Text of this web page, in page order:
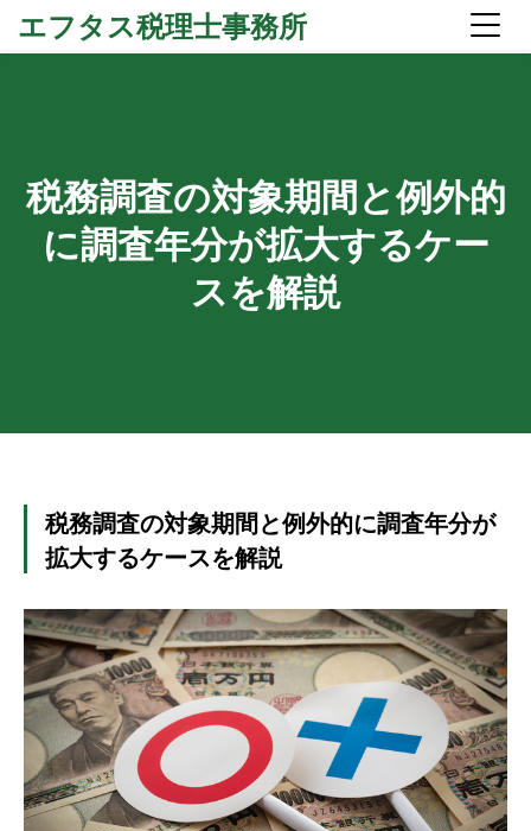
エフタス税理士事務所
税務調査の対象期間と例外的
に調査年分が拡大するケー
スを解説
税務調査の対象期間と例外的に調査年分が
拡大するケースを解説